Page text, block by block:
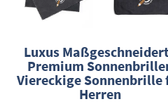
Luxus
Premium
Viereckige Sonnenbrille
Herren